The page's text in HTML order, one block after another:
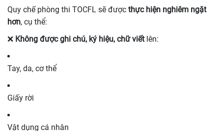
Quy chế phòng thi TOCFL sẽ được thực hiện nghiêm ngặt
hơn, cụ thể:
❌ Không được ghi chú, ký hiệu, chữ viếtlên:
Tay, da, cơ thể
Giấy rời
Vật dụng cá nhân